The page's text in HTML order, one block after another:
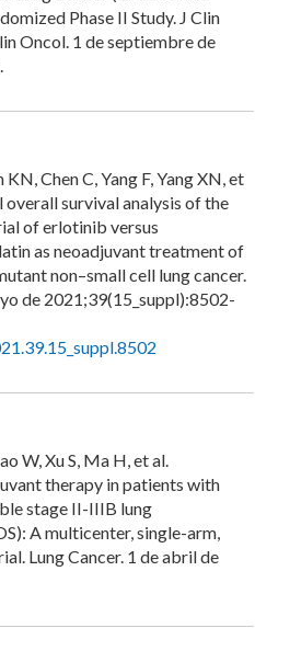
Phase II Study. J Clin
Oncol. 1 de septiembre de
Chen C, Yang F, Yang XN, et
survival analysis of the
of erlotinib versus
as neoadjuvant treatment of
non–small cell lung cancer.
de 2021;39(15_suppl):8502-
W, Xu S, Ma H, et al.
therapy in patients with
stage II-IIIB lung
A multicenter, single-arm,
Lung Cancer. 1 de abril de